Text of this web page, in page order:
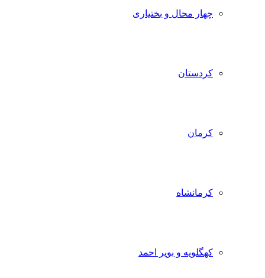
چهار محال و بختیاری
کردستان
کرمان
کرمانشاه
کهگلویه و بویر احمد